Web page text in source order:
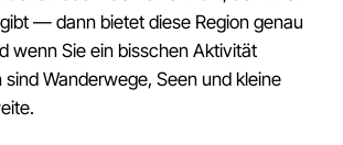
— dann bietet diese Region genau
wenn Sie ein bisschen Aktivität
Wanderwege, Seen und kleine